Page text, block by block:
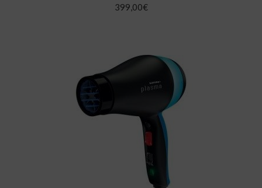
399,00€
AÑADIR AL CARRITO